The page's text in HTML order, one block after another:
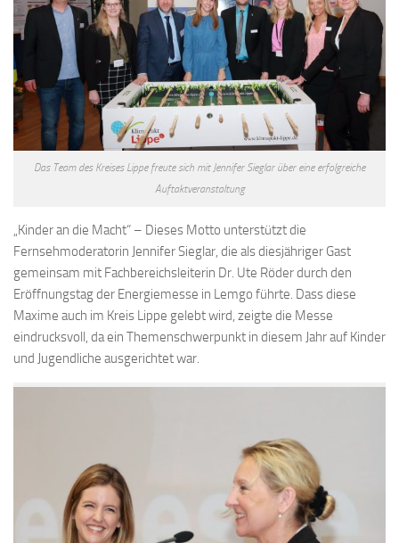
Das Team des Kreises Lippe freute sich mit Jennifer Sieglar über eine erfolgreiche
Auftaktveranstaltung
„Kinder an die Macht“ – Dieses Motto unterstützt die
Fernsehmoderatorin Jennifer Sieglar, die als diesjähriger Gast
gemeinsam mit Fachbereichsleiterin Dr. Ute Röder durch den
Eröffnungstag der Energiemesse in Lemgo führte. Dass diese
Maxime auch im Kreis Lippe gelebt wird, zeigte die Messe
eindrucksvoll, da ein Themenschwerpunkt in diesem Jahr auf Kinder
und Jugendliche ausgerichtet war.